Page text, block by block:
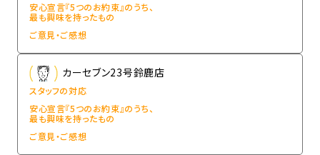
安心宣言『5つのお約束』のうち、
最も興味を持ったもの
ご意見・ご感想
カーセブン23号鈴鹿店
スタッフの対応
安心宣言『5つのお約束』のうち、
最も興味を持ったもの
ご意見・ご感想